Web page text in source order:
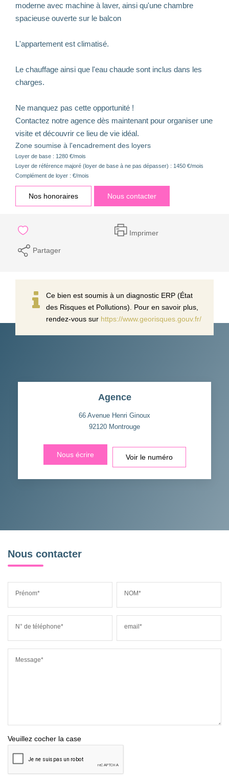
moderne avec machine à laver, ainsi qu'une chambre
spacieuse ouverte sur le balcon
L'appartement est climatisé.
Le chauffage ainsi que l'eau chaude sont inclus dans les
charges.
Ne manquez pas cette opportunité !
Contactez notre agence dès maintenant pour organiser une
visite et découvrir ce lieu de vie idéal.
Zone soumise à l'encadrement des loyers
Loyer de base : 1280 €/mois
Loyer de référence majoré (loyer de base à ne pas dépasser) : 1450 €/mois
Complément de loyer : €/mois
Nos honoraires Nous contacter
Imprimer
Partager
Ce bien est soumis à un diagnostic ERP (État
des Risques et Pollutions). Pour en savoir plus,
rendez-vous sur https://www.georisques.gouv.fr/
Agence
66 Avenue Henri Ginoux
92120 Montrouge
Nous écrire Voir le numéro
Nous contacter
Prénom* NOM*
N° de téléphone* email*
Message*
Veuillez cocher la case